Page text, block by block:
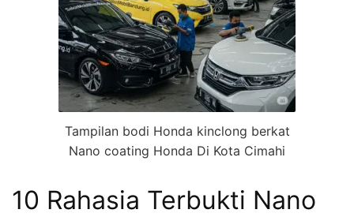
Tampilan bodi Honda kinclong berkat
Nano coating Honda Di Kota Cimahi
10 Rahasia Terbukti Nano